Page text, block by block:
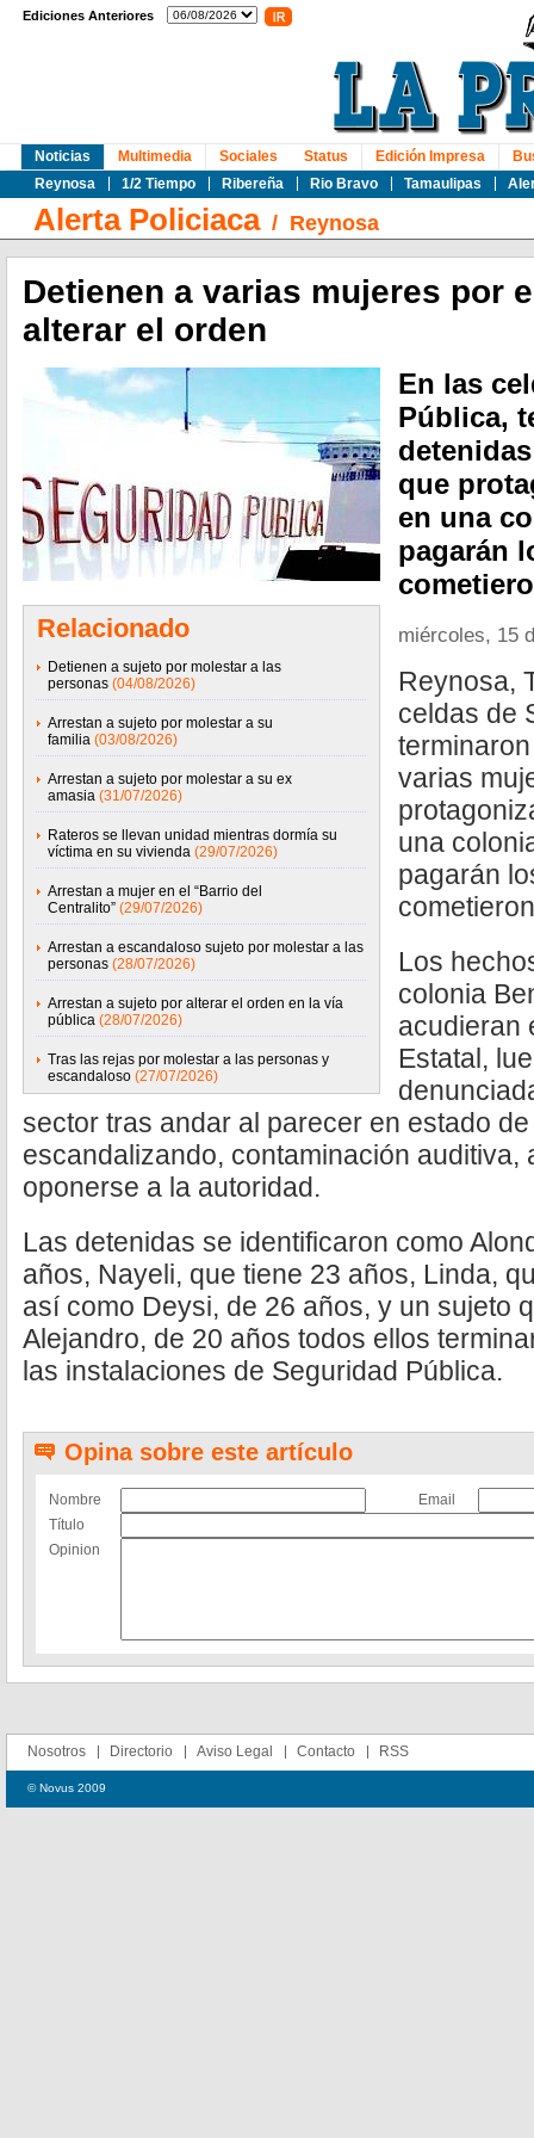
Ediciones Anteriores
Noticias
Reynosa
1/2 Tiempo Ribereña Rio Bravo Tamaulipas
Multimedia Sociales Status Edición Impresa
Alerta Policiaca/ Reynosa
Detienen a varias mujeres por
alterar el orden
Relacionado
Detienen a sujeto por molestar a las
personas (04/08/2026)
Arrestan a sujeto por molestar a su
familia (03/08/2026)
Arrestan a sujeto por molestar a su ex
amasia (31/07/2026)
Rateros se llevan unidad mientras dormía su
víctima en su vivienda (29/07/2026)
Arrestan a mujer en el “Barrio del
Centralito” (29/07/2026)
Arrestan a escandaloso sujeto por molestar a las
personas (28/07/2026)
Arrestan a sujeto por alterar el orden en la vía
pública (28/07/2026)
Tras las rejas por molestar a las personas y
escandaloso (27/07/2026)
En las
Pública,
que
en una
pagarán
miércoles, 15
Reynosa,
celdas de
varias
una
pagarán
Los
colonia
acudieran
Estatal,
sector tras andar al parecer en estado
escandalizando, contaminación auditiva,
oponerse a la autoridad.
Las detenidas se identificaron como
años, Nayeli, que tiene 23 años, Linda,
así como Deysi, de 26 años, y un sujeto
Alejandro, de 20 años todos ellos
las instalaciones de Seguridad Pública.
Opina sobre este artículo
Nombre
Email
Título
Opinion
Nosotros Directorio Aviso Legal Contacto RSS
© Novus 2009